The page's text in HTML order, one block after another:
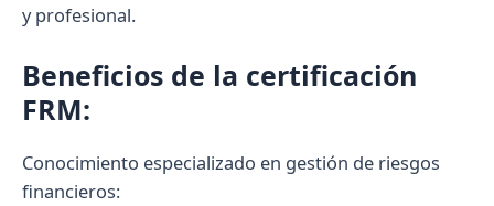
y profesional.
Beneficios de la certificación
FRM:
Conocimiento especializado en gestión de riesgos
financieros: